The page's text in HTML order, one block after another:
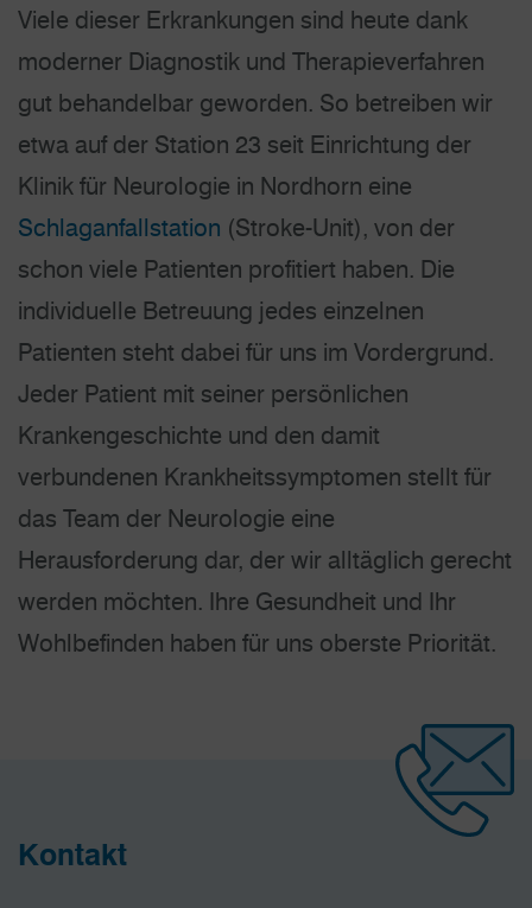
Viele dieser Erkrankungen sind heute dank
moderner Diagnostik und Therapieverfahren
gut behandelbar geworden. So betreiben wir
etwa auf der Station 23 seit Einrichtung der
Klinik für Neurologie in Nordhorn eine
Schlaganfallstation (Stroke-Unit), von der
schon viele Patienten profitiert haben. Die
individuelle Betreuung jedes einzelnen
Patienten steht dabei für uns im Vordergrund.
Jeder Patient mit seiner persönlichen
Krankengeschichte und den damit
verbundenen Krankheits­symptomen stellt für
das Team der Neurologie eine
Herausforderung dar, der wir alltäglich gerecht
werden möchten. Ihre Gesundheit und Ihr
Wohlbefinden haben für uns oberste Priorität.
Kontakt